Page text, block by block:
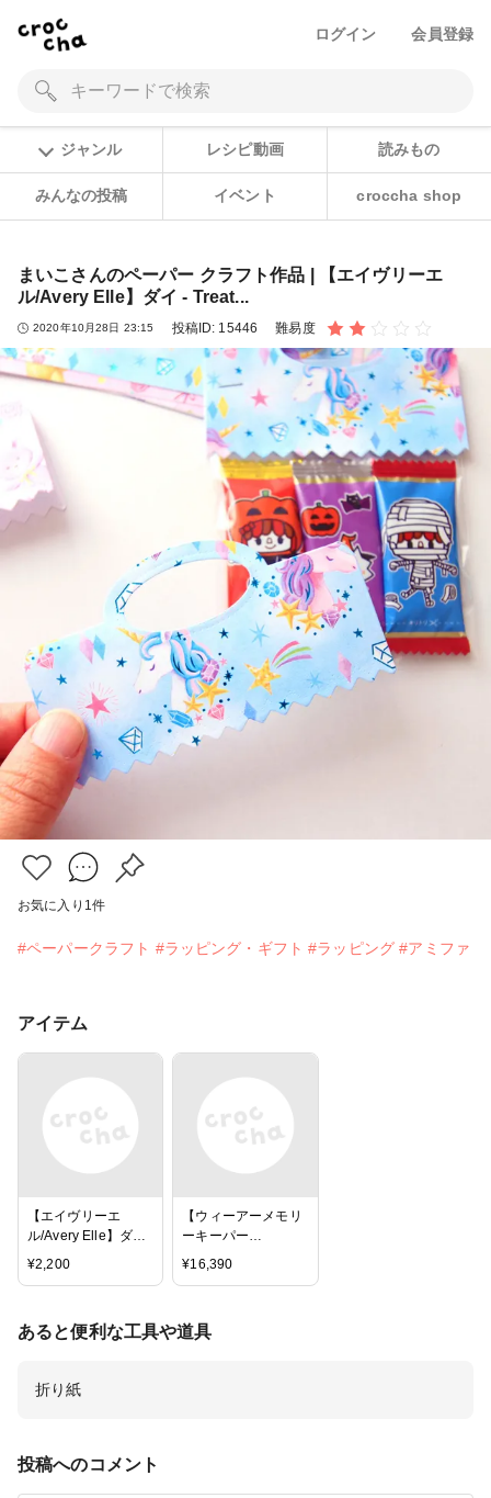
ログイン 会員登録
ジャンル レシピ動画 読みもの
みんなの投稿 イベント croccha shop
まいこさんのペーパー クラフト作品 | 【エイヴリーエ
ル/Avery Elle】ダイ - Treat...
2020年10月28日 23:15 投稿ID: 15446 難易度
お気に入り 1 件
#ペーパークラフト #ラッピング・ギフト #ラッピング #アミファ
アイテム
【エイヴリーエ
ル/Avery Elle】ダイ
- Treat Topper
¥2,200
【ウィーアーメモリ
ーキーパー
ス/WRMK】ダイカッ
トマシン -
¥16,390
あると便利な工具や道具
折り紙
投稿へのコメント